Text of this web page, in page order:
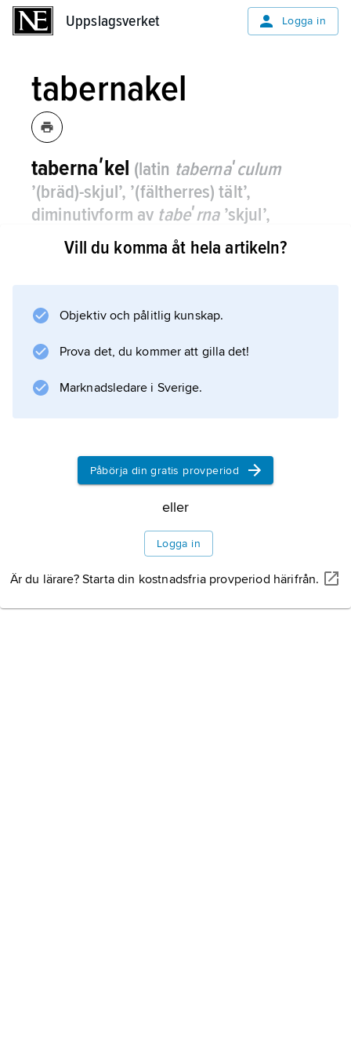
Uppslagsverket Logga in
tabernakel
tabernaʹkel (latin tabernaʹculum
’(bräd)-skjul’, ’(fältherres) tält’,
diminutivform av tabeʹrna’skjul’,
’hydda’; ’härbärge’), förvaringsplats för
sakramentet, sesakramentshus.
Information om artikeln
Vill du komma åt hela artikeln?
Objektiv och pålitlig kunskap.
Prova det, du kommer att gilla det!
Marknadsledare i Sverige.
Påbörja din gratis provperiod
eller
Logga in
Är du lärare? Starta din kostnadsfria provperiod härifrån.